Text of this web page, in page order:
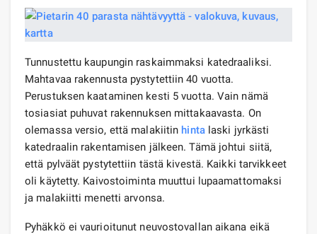
Tunnustettu kaupungin raskaimmaksi katedraaliksi.
Mahtavaa rakennusta pystytettiin 40 vuotta.
Perustuksen kaataminen kesti 5 vuotta. Vain nämä
tosiasiat puhuvat rakennuksen mittakaavasta. On
olemassa versio, että malakiitin hintalaski jyrkästi
katedraalin rakentamisen jälkeen. Tämä johtui siitä,
että pylväät pystytettiin tästä kivestä. Kaikki tarvikkeet
oli käytetty. Kaivostoiminta muuttui lupaamattomaksi
ja malakiitti menetti arvonsa.
Pyhäkkö ei vaurioitunut neuvostovallan aikana eikä